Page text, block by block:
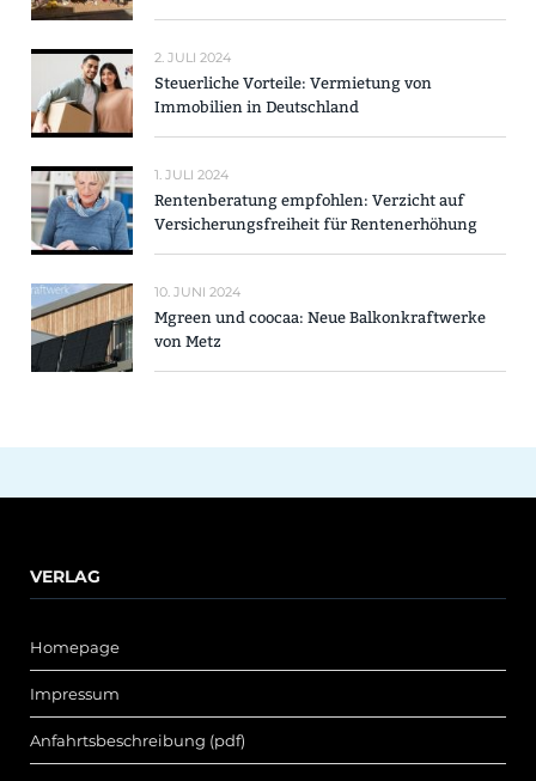
2. JULI 2024
Steuerliche Vorteile: Vermietung von
Immobilien in Deutschland
1. JULI 2024
Rentenberatung empfohlen: Verzicht auf
Versicherungsfreiheit für Rentenerhöhung
10. JUNI 2024
Mgreen und coocaa: Neue Balkonkraftwerke
von Metz
VERLAG
Homepage
Impressum
Anfahrtsbeschreibung (pdf)